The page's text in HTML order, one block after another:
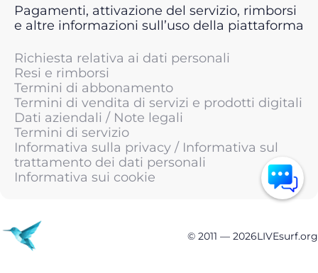
Pagamenti, attivazione del servizio, rimborsi
e altre informazioni sull’uso della piattaforma
Richiesta relativa ai dati personali
Resi e rimborsi
Termini di abbonamento
Termini di vendita di servizi e prodotti digitali
Dati aziendali / Note legali
Termini di servizio
Informativa sulla privacy / Informativa sul
trattamento dei dati personali
Informativa sui cookie
© 2011 — 2026LIVEsurf.org